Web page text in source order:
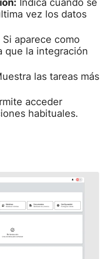
Indica cuándo se
vez los datos
Si aparece como
que la integración
las tareas más
acceder
habituales.